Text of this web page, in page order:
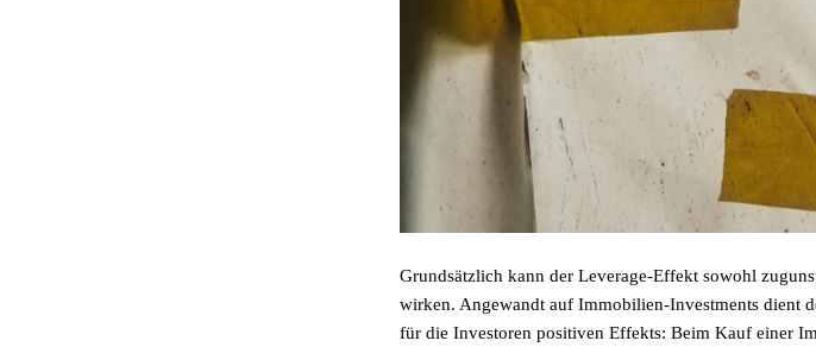
Grundsätzlich kann der Leverage-Effekt sowohl
wirken. Angewandt auf Immobilien-Investments dient
für die Investoren positiven Effekts: Beim Kauf einer